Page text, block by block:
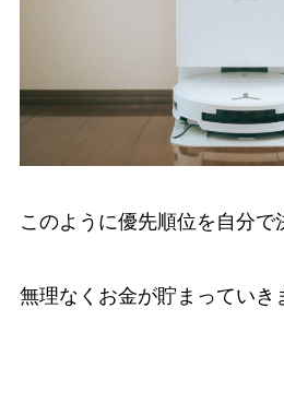
このように優先順位を自分で
無理なくお金が貯まっていき